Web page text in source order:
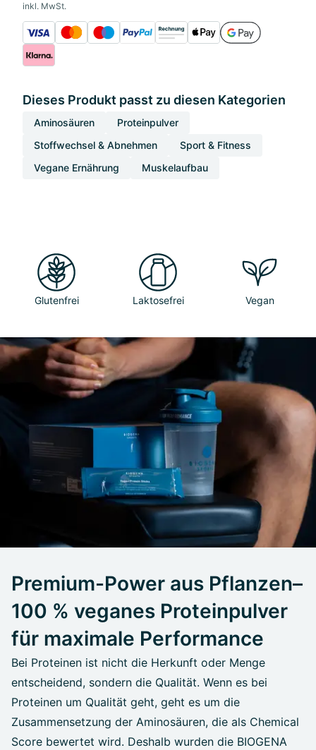
inkl. MwSt.
Dieses Produkt passt zu diesen Kategorien
Aminosäuren
Proteinpulver
Stoffwechsel & Abnehmen
Sport & Fitness
Vegane Ernährung
Muskelaufbau
Glutenfrei Laktosefrei Vegan
Premium-Power aus Pflanzen–
100 % veganes Proteinpulver
für maximale Performance
Bei Proteinen ist nicht die Herkunft oder Menge
entscheidend, sondern die Qualität. Wenn es bei
Proteinen um Qualität geht, geht es um die
Zusammensetzung der Aminosäuren, die als Chemical
Score bewertet wird. Deshalb wurden die BIOGENA